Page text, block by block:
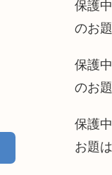
保護
のお
保護
のお
保護
お題